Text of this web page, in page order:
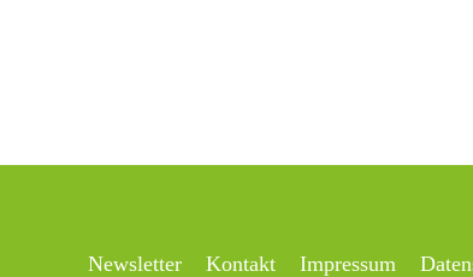
Newsletter Kontakt Impressum